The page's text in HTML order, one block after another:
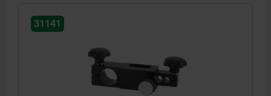
31141